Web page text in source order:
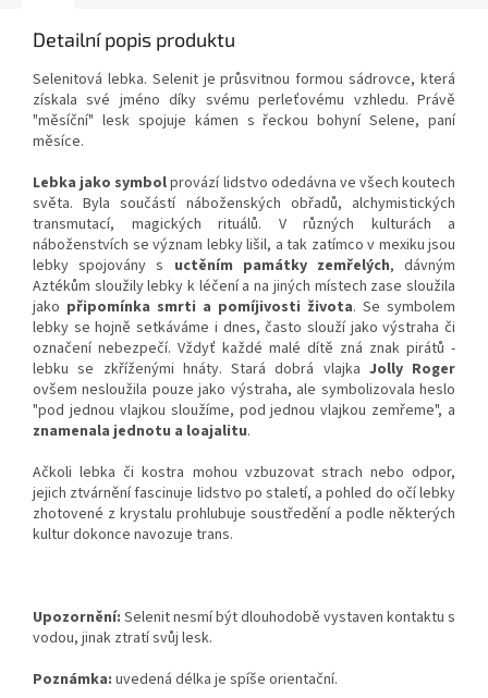
Detailní popis produktu
Selenitová lebka. Selenit je průsvitnou formou sádrovce, která
získala své jméno díky svému perleťovému vzhledu. Právě
"měsíční" lesk spojuje kámen s řeckou bohyní Selene, paní
měsíce.
Lebka jako symbolprovází lidstvo odedávna ve všech koutech
světa. Byla součástí náboženských obřadů, alchymistických
transmutací, magických rituálů. V různých kulturách a
náboženstvích se význam lebky lišil, a tak zatímco v mexiku jsou
lebky spojovány s uctěním památky zemřelých, dávným
Aztékům sloužily lebky k léčení a na jiných místech zase sloužila
jako připomínka smrti a pomíjivosti života. Se symbolem
lebky se hojně setkáváme i dnes, často slouží jako výstraha či
označení nebezpečí. Vždyť každé malé dítě zná znak pirátů -
lebku se zkříženými hnáty. Stará dobrá vlajka Jolly Roger
ovšem nesloužila pouze jako výstraha, ale symbolizovala heslo
"pod jednou vlajkou sloužíme, pod jednou vlajkou zemřeme", a
znamenala jednotu a loajalitu.
Ačkoli lebka či kostra mohou vzbuzovat strach nebo odpor,
jejich ztvárnění fascinuje lidstvo po staletí, a pohled do očí lebky
zhotovené z krystalu prohlubuje soustředění a podle některých
kultur dokonce navozuje trans.
Upozornění: Selenit nesmí být dlouhodobě vystaven kontaktu s
vodou, jinak ztratí svůj lesk.
Poznámka: uvedená délka je spíše orientační.